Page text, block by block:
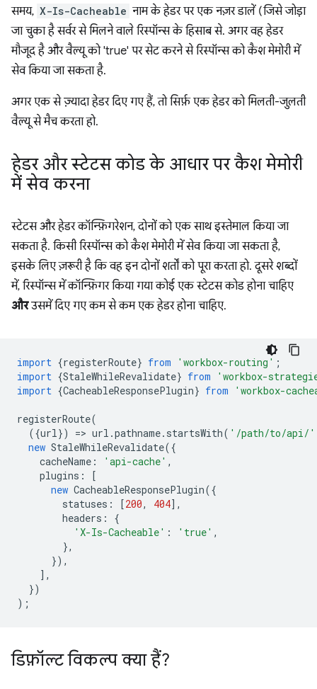
समय, X-Is-Cacheable नाम के हेडर पर एक नज़र डालें (जिसे जोड़ा
जा चुका है सर्वर से मिलने वाले रिस्पॉन्स के हिसाब से. अगर वह हेडर
मौजूद है और वैल्यू को 'true' पर सेट करने से रिस्पॉन्स को कैश मेमोरी में
सेव किया जा सकता है.
अगर एक से ज़्यादा हेडर दिए गए हैं, तो सिर्फ़ एक हेडर को मिलती-जुलती
वैल्यू से मैच करता हो.
हेडर और स्टेटस कोड के आधार पर कैश मेमोरी
में सेव करना
स्टेटस और हेडर कॉन्फ़िगरेशन, दोनों को एक साथ इस्तेमाल किया जा
सकता है. किसी रिस्पॉन्स को कैश मेमोरी में सेव किया जा सकता है,
इसके लिए ज़रूरी है कि वह इन दोनों शर्तों को पूरा करता हो. दूसरे शब्दों
में, रिस्पॉन्स में कॉन्फ़िगर किया गया कोई एक स्टेटस कोड होना चाहिए
औरउसमें दिए गए कम से कम एक हेडर होना चाहिए.
import {registerRoute} from 'workbox-routing' ;
import {StaleWhileRevalidate} from
'workbox-
import {CacheableResponsePlugin} from 'workbox-
registerRoute(
({url}) => url .pathname. startsWith( '/path/to/api/'
new StaleWhileRevalidate({
cacheName : 'api-cache' ,
plugins :
[
new CacheableResponsePlugin({
statuses : [200, 404],
headers :
{
'X-Is-Cacheable' : 'true' ,
},
}),
],
})
);
डिफ़ॉल्ट विकल्प क्या हैं?